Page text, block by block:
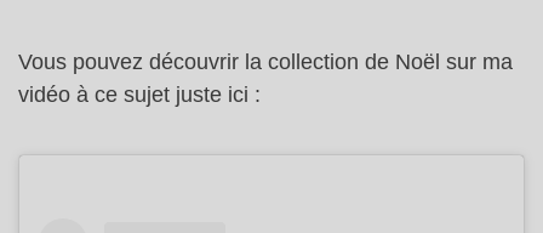
Vous pouvez découvrir la collection de Noël sur ma
vidéo à ce sujet juste ici :